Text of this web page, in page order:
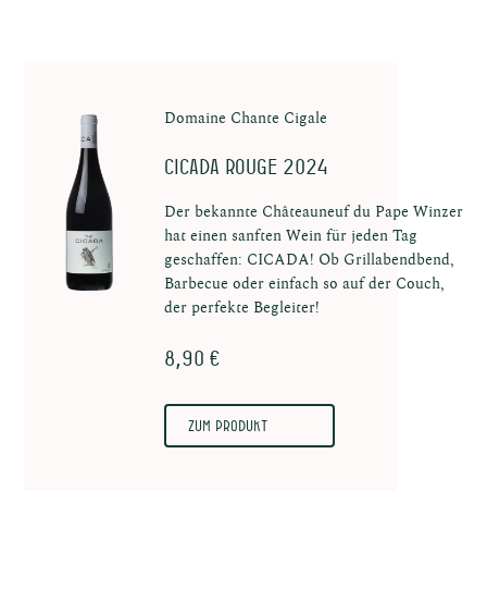
in
Domaine Chante Cigale
Cicada Rouge 2024
Der bekannte Châteauneuf du Pape Winzer
hat einen sanften Wein für jeden Tag
geschaffen: CICADA! Ob Grillabendbend,
Barbecue oder einfach so auf der Couch,
der perfekte Begleiter!
8,90 €
Zum Produkt